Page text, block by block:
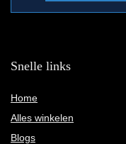
Snelle links
Home
Alles winkelen
Blogs